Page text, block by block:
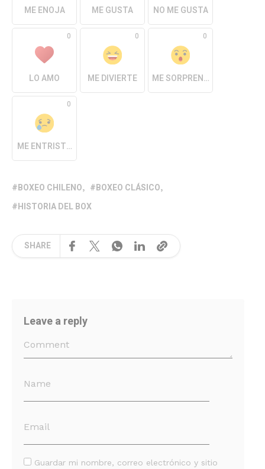
ME ENOJA ME GUSTA NO ME GUSTA
0
LO AMO
0
ME DIVIERTE
0
ME SORPRENDE
0
ME ENTRISTECE
BOXEO CHILENO
BOXEO CLÁSICO
HISTORIA DEL BOX
SHARE
Leave a reply
Guardar mi nombre, correo electrónico y sitio